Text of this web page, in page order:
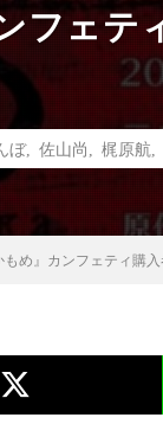
ェテ
ぼ, 佐山尚 梶原航
め』カンフェティ購